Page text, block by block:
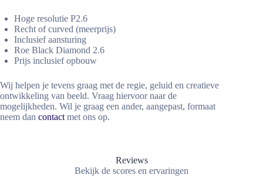
Hoge resolutie P2.6
Recht of curved (meerprijs)
Inclusief aansturing
Roe Black Diamond 2.6
Prijs inclusief opbouw
Wij helpen je tevens graag met de regie, geluid en creatieve
ontwikkeling van beeld. Vraag hiervoor naar de
mogelijkheden. Wil je graag een ander, aangepast, formaat
neem dan contact met ons op.
Reviews
Bekijk de scores en ervaringen